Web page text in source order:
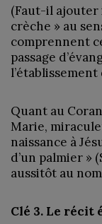
(Faut-il ajouter
crèche » au
comprennent
passage
Quant au
Marie,
naissance à
d’un palmier »
aussitôt au
Clé 3. Le récit